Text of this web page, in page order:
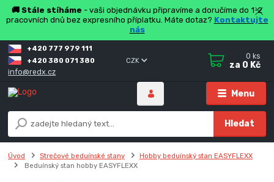
🚚 Stále stíháme - vaši objednávku připravíme a doručíme do 1-2
pracovních dnů bez expresního příplatku. Máte dotaz? Kontaktujte
nás
Menu
CZK
Hledat
+420 777 979 111
+420 380 071 380
info@redx.cz
0 ks
za 0 Kč
Úvod Strečové beduínské stany
Hobby beduínský stan EASYFLEXX
Beduínský stan hobby EASYFLEXX